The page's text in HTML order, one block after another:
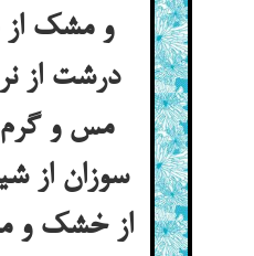
و مشک
درشت از
مس و گرم
سوزان از
از خشک و